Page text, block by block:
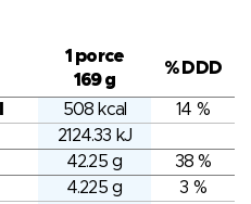
1 porce
169 g
% DDD
508 kcal
14 %
2124.33 kJ
42.25 g
38 %
4.225 g
3 %